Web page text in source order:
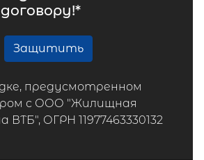
договору!*
Защитить
предусмотренном
с ООО "Жилищная
ВТБ", ОГРН 11977463330132